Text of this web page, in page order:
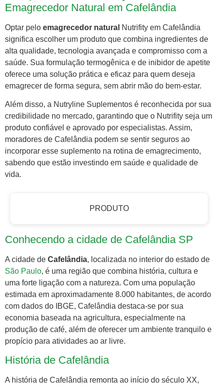
Emagrecedor Natural em Cafelândia
Optar pelo emagrecedor natural Nutrifity em Cafelândia
significa escolher um produto que combina ingredientes de
alta qualidade, tecnologia avançada e compromisso com a
saúde. Sua formulação termogênica e de inibidor de apetite
oferece uma solução prática e eficaz para quem deseja
emagrecer de forma segura, sem abrir mão do bem-estar.
Além disso, a Nutryline Suplementos é reconhecida por sua
credibilidade no mercado, garantindo que o Nutrifity seja um
produto confiável e aprovado por especialistas. Assim,
moradores de Cafelândia podem se sentir seguros ao
incorporar esse suplemento na rotina de emagrecimento,
sabendo que estão investindo em saúde e qualidade de
vida.
PRODUTO
Conhecendo a cidade de Cafelândia SP
A cidade de Cafelândia, localizada no interior do estado de
São Paulo, é uma região que combina história, cultura e
uma forte ligação com a natureza. Com uma população
estimada em aproximadamente 8.000 habitantes, de acordo
com dados do IBGE, Cafelândia destaca-se por sua
economia baseada na agricultura, especialmente na
produção de café, além de oferecer um ambiente tranquilo e
propício para atividades ao ar livre.
História de Cafelândia
A história de Cafelândia remonta ao início do século XX,